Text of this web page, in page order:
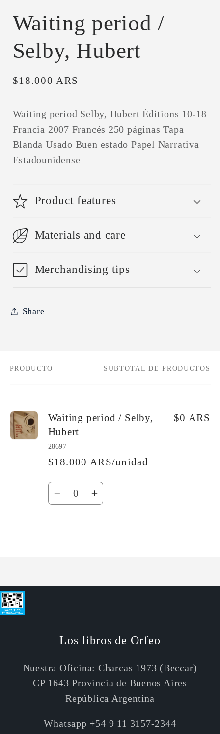
1
en
ventana
modal
Waiting period /
Selby, Hubert
Precio
$18.000 ARS
Waiting period Selby, Hubert Éditions 10-18
Francia 2007 Francés 250 páginas Tapa
Blanda Usado Buen estado Papel Narrativa
Estadounidense
Product features
Materials and care
Merchandising tips
Share
Tu
PRODUCTO SUBTOTAL DE PRODUCTOS
Waiting period / Selby,
Hubert
28697
$18.000 ARS/unidad
$0 ARS
Cantidad
ReducirAumentar
Los libros de Orfeo
Nuestra Oficina: Charcas 1973 (Beccar)
CP 1643 Provincia de Buenos Aires
República Argentina
Whatsapp +54 9 11 3157-2344